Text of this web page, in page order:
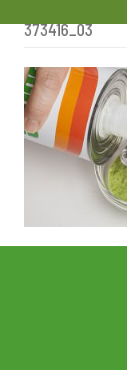
Skip
content
373416_03